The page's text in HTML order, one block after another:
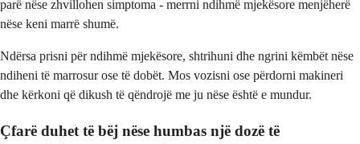
parë nëse zhvillohen simptoma - merrni ndihmë mjekësore menjëherë
nëse keni marrë shumë.
Ndërsa prisni për ndihmë mjekësore, shtrihuni dhe ngrini këmbët nëse
ndiheni të marrosur ose të dobët. Mos vozisni ose përdorni makineri
dhe kërkoni që dikush të qëndrojë me ju nëse është e mundur.
Çfarë duhet të bëj nëse humbas një dozë të